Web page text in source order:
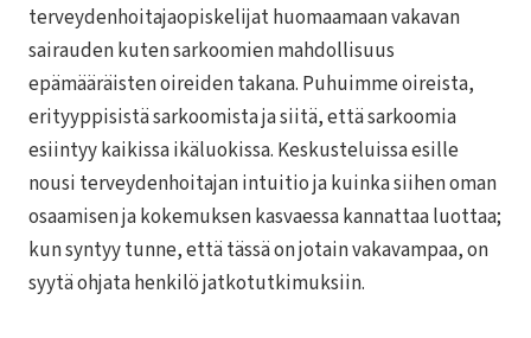
terveydenhoitajaopiskelijat huomaamaan vakavan
sairauden kuten sarkoomien mahdollisuus
epämääräisten oireiden takana. Puhuimme oireista,
erityyppisistä sarkoomista ja siitä, että sarkoomia
esiintyy kaikissa ikäluokissa. Keskusteluissa esille
nousi terveydenhoitajan intuitio ja kuinka siihen oman
osaamisen ja kokemuksen kasvaessa kannattaa luottaa;
kun syntyy tunne, että tässä on jotain vakavampaa, on
syytä ohjata henkilö jatkotutkimuksiin.